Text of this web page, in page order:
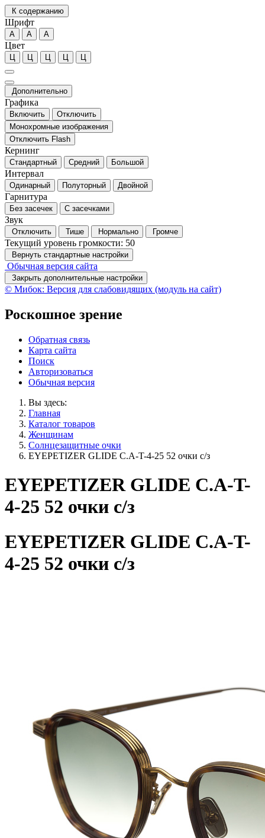
К содержанию
Шрифт
А А А
Цвет
Ц Ц Ц Ц Ц
Дополнительно
Графика
Включить
Отключить
Монохромные изображения
Отключить Flash
Кернинг
Стандартный Средний Большой
Интервал
Одинарный Полуторный Двойной
Гарнитура
Без засечек С засечками
Звук
Отключить Тише Нормально Громче
Текущий уровень громкости: 50
Вернуть стандартные настройки
Обычная версия сайта
Закрыть дополнительные настройки
© Мибок: Версия для слабовидящих (модуль на сайт)
Роскошное зрение
Обратная связь
Карта сайта
Поиск
Авторизоваться
Обычная версия
Вы здесь:
Главная
Каталог товаров
Женщинам
Солнцезащитные очки
EYEPETIZER GLIDE C.A-T-4-25 52 очки с/з
EYEPETIZER GLIDE C.A-T-
4-25 52 очки с/з
EYEPETIZER GLIDE C.A-T-
4-25 52 очки с/з